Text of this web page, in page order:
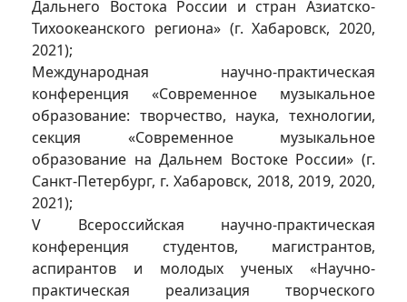
Дальнего Востока России и стран Азиатско-
Тихоокеанского региона» (г. Хабаровск, 2020,
2021);
Международная научно-практическая
конференция «Современное музыкальное
образование: творчество, наука, технологии,
секция «Современное музыкальное
образование на Дальнем Востоке России» (г.
Санкт-Петербург, г. Хабаровск, 2018, 2019, 2020,
2021);
V Всероссийская научно-практическая
конференция студентов, магистрантов,
аспирантов и молодых ученых «Научно-
практическая реализация творческого